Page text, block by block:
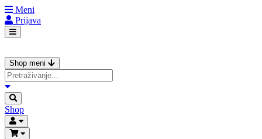
Meni
Prijava
Shop meni
Shop